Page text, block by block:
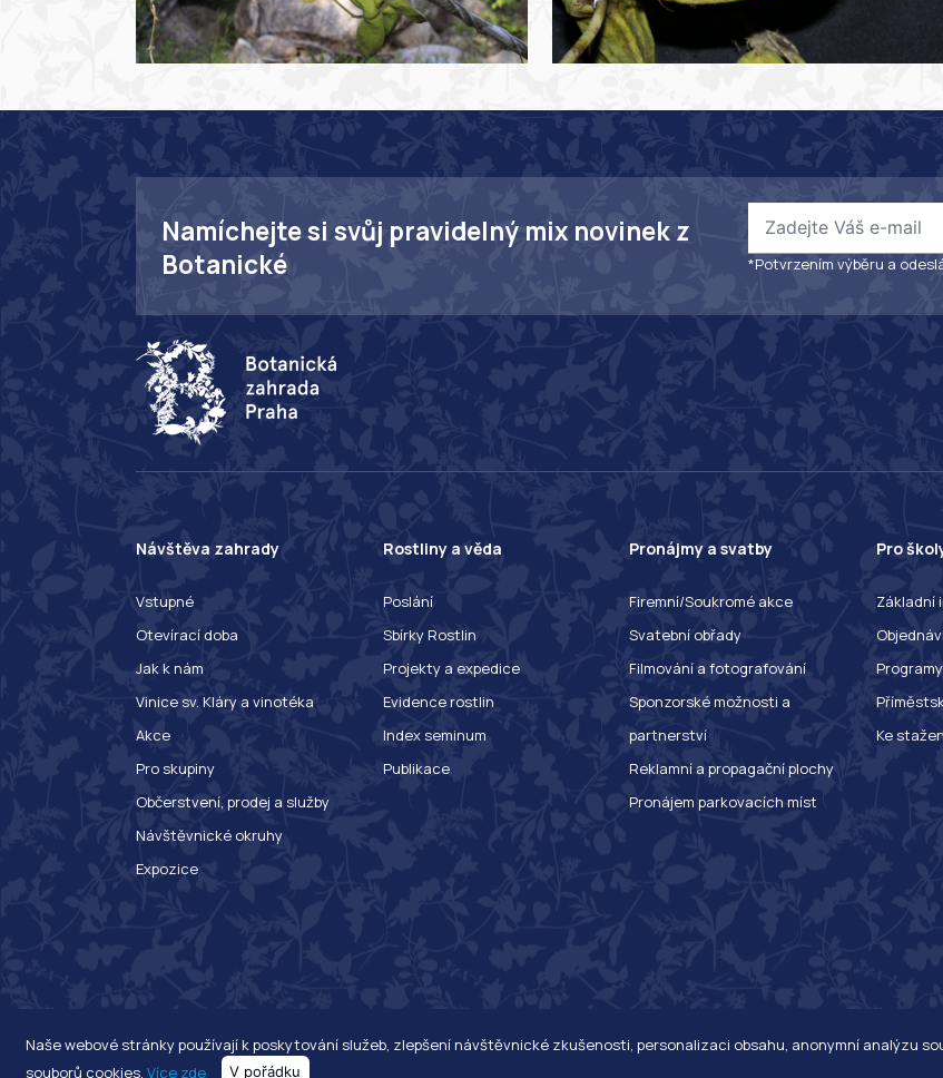
Naše webové stránky používají k poskytování služeb, zlepšení návštěvnické zkušenosti, personalizaci obsahu, anonymní analýzu
souborů cookies. Více zde V pořádku
Namíchejte si svůj pravidelný mix novinek z
Botanické
*Potvrzením výběru a
Návštěva zahrady
Vstupné
Otevírací doba
Jak k nám
Vinice sv. Kláry a vinotéka
Akce
Pro skupiny
Občerstvení, prodej a služby
Návštěvnické okruhy
Expozice
Rostliny a věda
Poslání
Sbírky Rostlin
Projekty a expedice
Evidence rostlin
Index seminum
Publikace
Pronájmy a svatby
Firemní/Soukromé akce
Svatební obřady
Filmování a fotografování
Sponzorské možnosti a
partnerství
Reklamní a propagační plochy
Pronájem parkovacích míst
Pro
Základní
Programy
Ke